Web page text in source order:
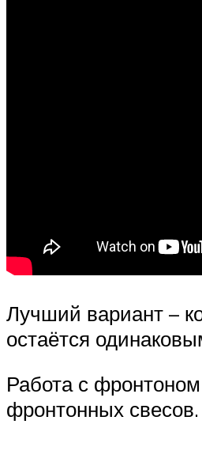
Лучший вариант –
остаётся
Работа с
фронтонных свесов.